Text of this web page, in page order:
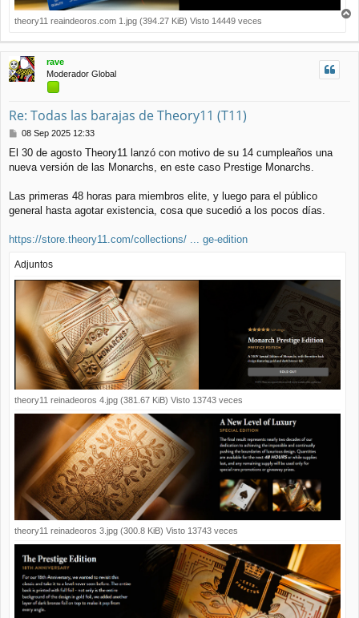
theory11 reaindeoros.com 1.jpg (394.27 KiB) Visto 14449 veces
r
i
rave
Moderador Global
Re: Todas las barajas de Theory11 (T11)
M
n
s
j
08 Sep 2025 12:33
El 30 de agosto Theory11 lanzó con motivo de su 14 cumpleaños una
nueva versión de las Monarchs, en este caso Prestige Monarchs.
Las primeras 48 horas para miembros elite, y luego para el público
general hasta agotar existencia, cosa que sucedió a los pocos días.
https://store.theory11.com/collections/ ... ge-edition
Adjuntos
theory11 reinadeoros 4.jpg (381.67 KiB) Visto 13743 veces
theory11 reinadeoros 3.jpg (300.8 KiB) Visto 13743 veces